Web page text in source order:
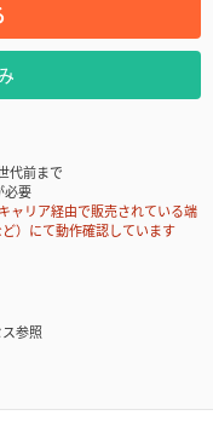
代前まで
必要
リア経由で販売されている端
）にて動作確認しています
参照